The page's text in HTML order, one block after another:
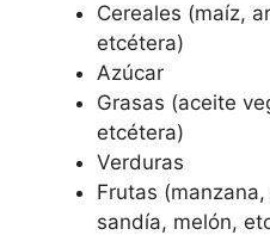
Cereales (maíz,
etcétera)
Azúcar
Grasas (aceite
etcétera)
Verduras
Frutas
sandía, melón,